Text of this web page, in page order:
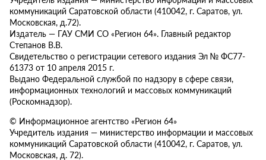
коммуникаций Саратовской области (410042, г. Саратов, ул.
Московская, д.72).
Издатель — ГАУ СМИ СО «Регион 64». Главный редактор
Степанов В.В.
Свидетельство о регистрации сетевого издания Эл № ФС77-
61373 от 10 апреля 2015 г.
Выдано Федеральной службой по надзору в сфере связи,
информационных технологий и массовых коммуникаций
(Роскомнадзор).
© Информационное агентство «Регион 64»
Учредитель издания — министерство информации и массовых
коммуникаций Саратовской области (410042, г. Саратов, ул.
Московская, д. 72).